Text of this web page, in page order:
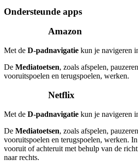
Ondersteunde apps
Amazon
Met de D-padnavigatie kun je navigeren
De Mediatoetsen, zoals afspelen,
vooruitspoelen en terugspoelen, werken.
Netflix
Met de D-padnavigatie kun je navigeren
De Mediatoetsen, zoals afspelen,
vooruitspoelen en terugspoelen, werken.
vooruit of achteruit met behulp van de
naar rechts.